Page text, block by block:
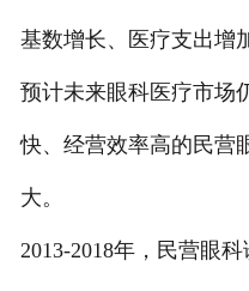
基数增长、医疗支出增
预计未来眼科医疗市场
快、经营效率高的民营
大。
2013-2018年，民营眼